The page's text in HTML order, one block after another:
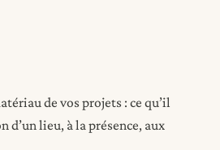
de vos projets : ce qu’il
d’un lieu, à la présence, aux